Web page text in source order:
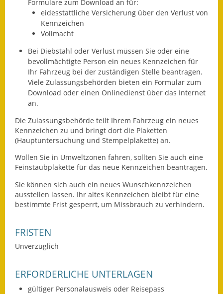
Fundbehörde
Sitzungsberichte 2015
Sitzungsberichte 2016
Sitzungsberichte 2018
Sitzungsberichte 2019
Sitzungsberichte 2020
Gemeindeverwaltung
Haushalt & Finanzen
Grundsteuerreform
Formulare zum Download an für:
eidesstattliche Versicherung über den Verlust von
Kennzeichen
Vollmacht
Bei Diebstahl oder Verlust müssen Sie oder eine
bevollmächtigte Person ein neues Kennzeichen für
Ihr Fahrzeug bei der zuständigen Stelle beantragen.
Viele Zulassungsbehörden bieten ein Formular zum
Download oder einen Onlinedienst über das Internet
an.
Die Zulassungsbehörde teilt Ihrem Fahrzeug ein neues
Kennzeichen zu und bringt dort die Plaketten
(Hauptuntersuchung und Stempelplakette) an.
Wollen Sie in Umweltzonen fahren, sollten Sie auch eine
Feinstaubplakette für das neue Kennzeichen beantragen.
Sie können sich auch ein neues Wunschkennzeichen
ausstellen lassen. Ihr altes Kennzeichen bleibt für eine
bestimmte Frist gesperrt, um Missbrauch zu verhindern.
FRISTEN
Unverzüglich
ERFORDERLICHE UNTERLAGEN
gültiger Personalausweis oder Reisepass